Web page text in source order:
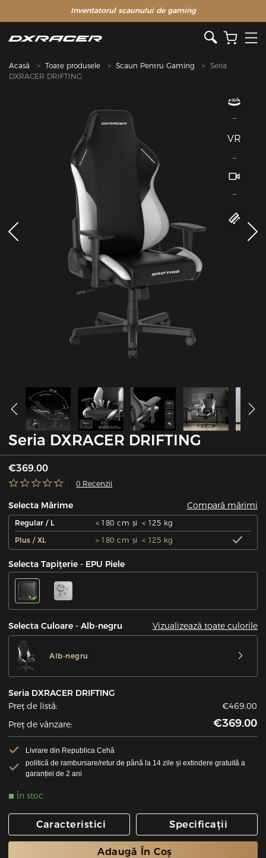
Inventatorul scaunului de gaming
Acasă Toate produsele Scaun Pentru Gaming
Seria
DXRACER DRIFTING
VR
Seria DXRACER DRIFTING
€369.00
0 Recenzii
Selecta Mărime Compară mărimi
Regular / L
＜180 cm și ＜125 kg
Plus / XL
＞180 cm și ＜125 kg
Selecta Tapițerie - EPU Piele
Selecta Culoare - Alb-negru Vizualizează toate culorile
Alb-negru
Seria DXRACER DRIFTING
Preț de listă:
€469.00
Preț de vânzare:
€369.00
Livrare din Republica Cehă
politică de rambursare/retur de până la 14 zile și extindere gratuită a
garanției de 2 ani
În stoc
Caracteristici Specificații
Adaugă În Coș